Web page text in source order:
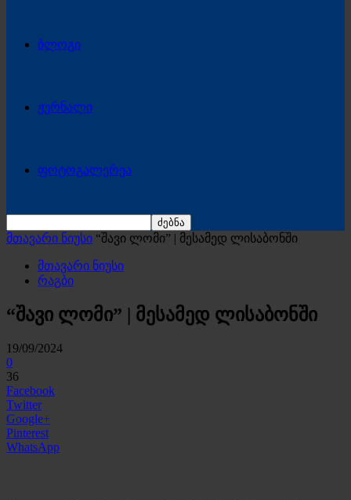
ბლოგი
ჟურნალი
ფოტოგალერეა
მთავარი ნიუსი “შავი ლომი” | მესამედ ლისაბონში
მთავარი ნიუსი
რაგბი
“შავი ლომი” | მესამედ ლისაბონში
19/09/2024
0
36
Facebook
Twitter
Google+
Pinterest
WhatsApp